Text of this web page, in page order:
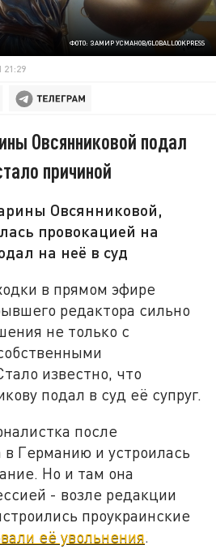
ФОТО: ЗАМИР УСМАНОВ/GLOBALLOOKPRESS
21:29
Овсянниковой подал
причиной
Овсянниковой,
провокацией на
на неё в суд
в прямом эфире
редактора сильно
не только с
известно, что
подал в суд её супруг.
после
в Германию и устроилась
Но и там она
- возле редакции
проукраинские
её увольнения.